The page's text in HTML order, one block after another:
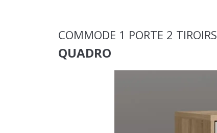
COMMODE 1 PORTE 2 TIROIRS
QUADRO